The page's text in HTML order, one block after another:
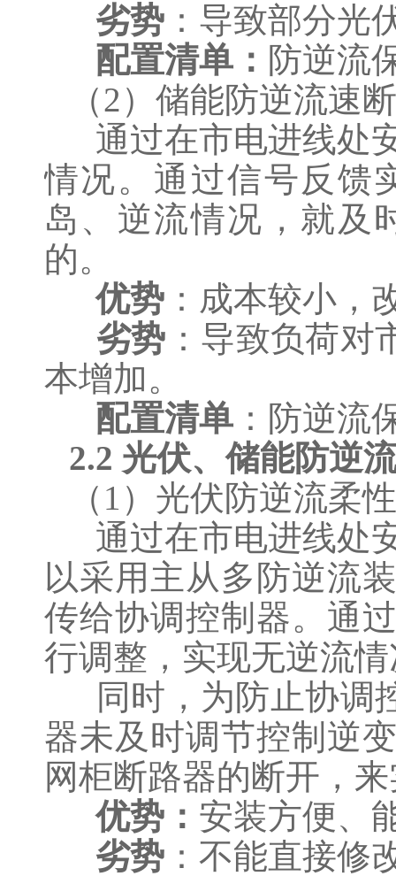
劣势 ：导致部分光
配置清单： 防逆流
（2）储能防逆流速
通过在市电进线处
情况。通过信号反馈
岛、逆流情况，就及
的。
优势 ：成本较小，
劣势 ：导致负荷
本增加。
配置清单 ：防逆流
2.2 光伏、储能防逆
（1）光伏防逆流柔
通过在市电进线处
以采用主从多防逆流
传给协调控制器。通
行调整，实现无逆流
同时，为防止协调
器未及时调节控制逆
网柜断路器的断开，
优势： 安装方便、
劣势 ：不能直接修